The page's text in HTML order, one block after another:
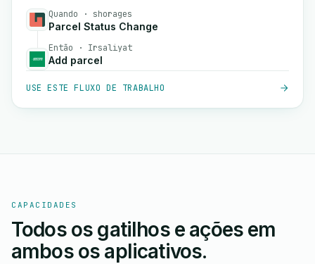
Quando · shorages
Parcel Status Change
Então · Irsaliyat
Add parcel
USE ESTE FLUXO DE TRABALHO
CAPACIDADES
Todos os gatilhos e ações em
ambos os aplicativos.